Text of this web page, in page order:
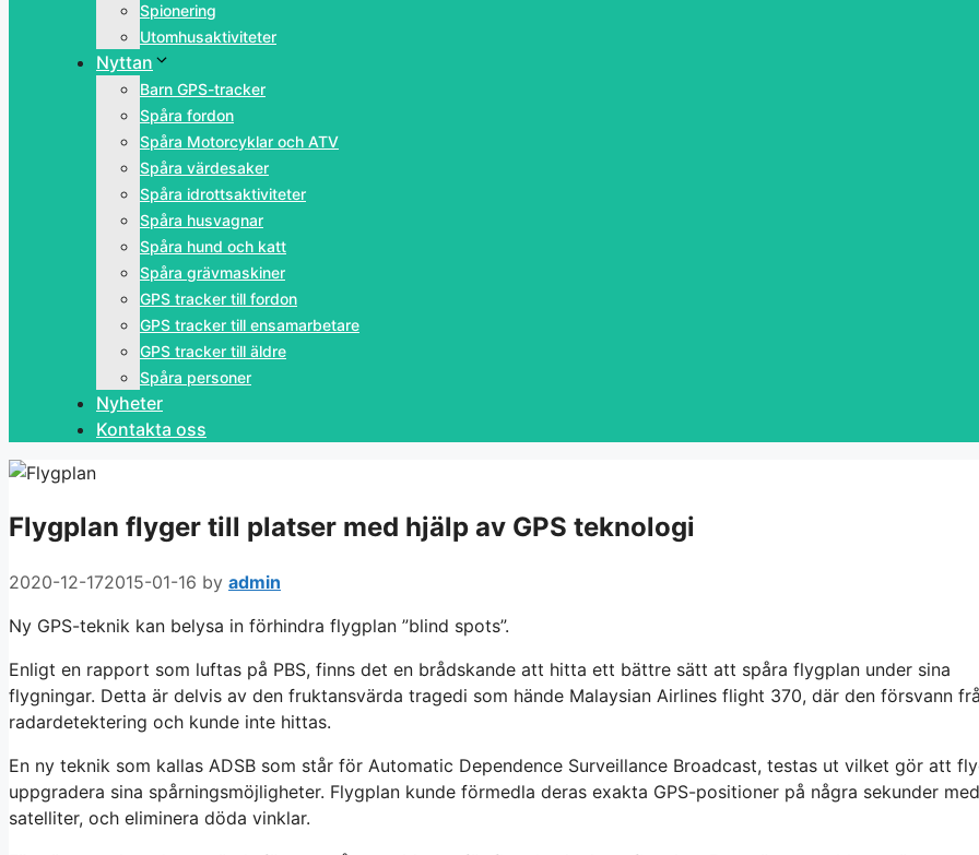
Spionering
Utomhusaktiviteter
Nyttan
Barn GPS-tracker
Spåra fordon
Spåra Motorcyklar och ATV
Spåra värdesaker
Spåra idrottsaktiviteter
Spåra husvagnar
Spåra hund och katt
Spåra grävmaskiner
GPS tracker till fordon
GPS tracker till ensamarbetare
GPS tracker till äldre
Spåra personer
Nyheter
Kontakta oss
Flygplan flyger till platser med hjälp av GPS teknologi
2020-12-172015-01-16 by admin
Ny GPS-teknik kan belysa in förhindra flygplan ”blind spots”.
Enligt en rapport som luftas på PBS, finns det en brådskande att hitta ett bättre sätt att spåra flygplan under sina
flygningar. Detta är delvis av den fruktansvärda tragedi som hände Malaysian Airlines flight 370, där den försvann
radardetektering och kunde inte hittas.
En ny teknik som kallas ADSB som står för Automatic Dependence Surveillance Broadcast, testas ut vilket gör att
uppgradera sina spårningsmöjligheter. Flygplan kunde förmedla deras exakta GPS-positioner på några sekunder med
satelliter, och eliminera döda vinklar.